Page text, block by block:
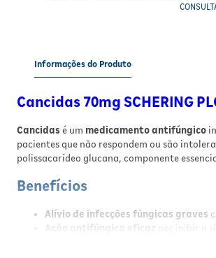
Informações do Produto
Cancidas 70mg SCHERING
Cancidas é um medicamento antifúngico
pacientes que não respondem ou são
polissacarídeo glucana, componente
Benefícios
Alívio de infecções fúngicas graves
Ação antifúngica eficaz
por inibir a